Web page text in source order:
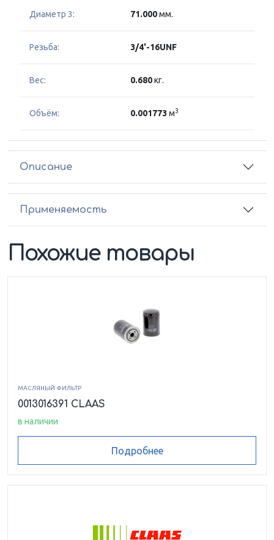
Диаметр 3: 71.000мм.
Резьба: 3/4'-16UNF
Вес: 0.680кг.
Объём: 0.001773 м3
Описание
Применяемость
Похожие товары
МАСЛЯНЫЙ ФИЛЬТР
0013016391 CLAAS
в наличии
Подробнее